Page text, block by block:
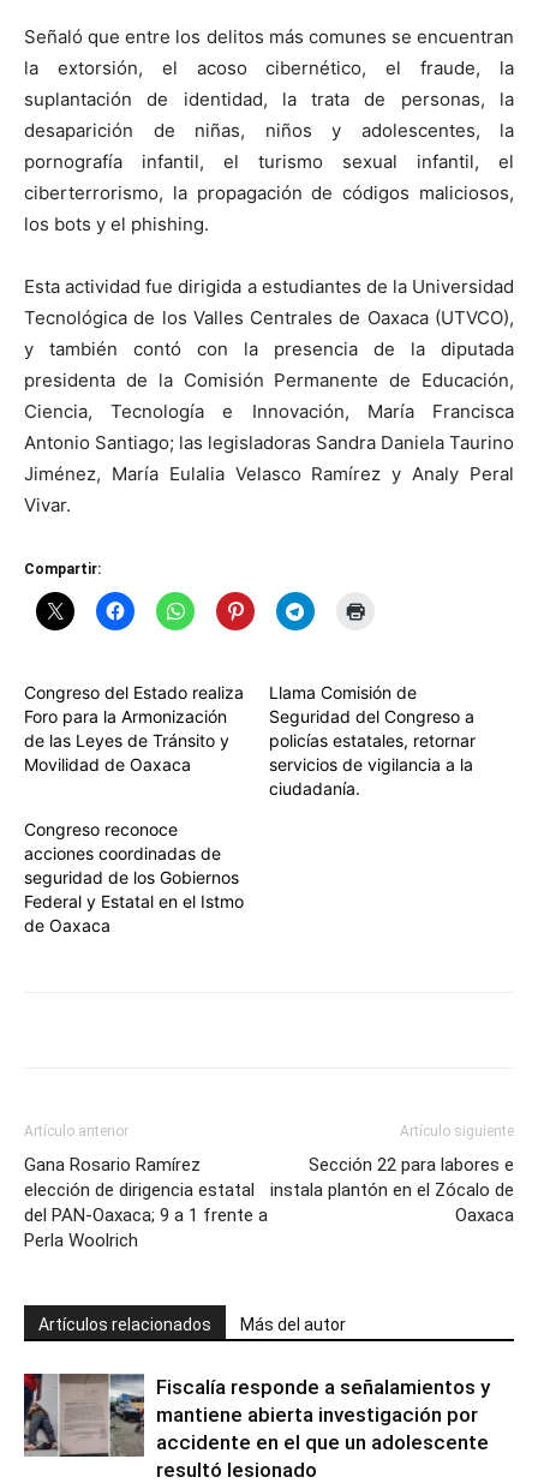
Señaló que entre los delitos más comunes se encuentran
la extorsión, el acoso cibernético, el fraude, la
suplantación de identidad, la trata de personas, la
desaparición de niñas, niños y adolescentes, la
pornografía infantil, el turismo sexual infantil, el
ciberterrorismo, la propagación de códigos maliciosos,
los bots y el phishing.
Esta actividad fue dirigida a estudiantes de la Universidad
Tecnológica de los Valles Centrales de Oaxaca (UTVCO),
y también contó con la presencia de la diputada
presidenta de la Comisión Permanente de Educación,
Ciencia, Tecnología e Innovación, María Francisca
Antonio Santiago; las legisladoras Sandra Daniela Taurino
Jiménez, María Eulalia Velasco Ramírez y Analy Peral
Vivar.
Compartir:
Congreso del Estado realiza
Foro para la Armonización
de las Leyes de Tránsito y
Movilidad de Oaxaca
Llama Comisión de
Seguridad del Congreso a
policías estatales, retornar
servicios de vigilancia a la
ciudadanía.
Congreso reconoce
acciones coordinadas de
seguridad de los Gobiernos
Federal y Estatal en el Istmo
de Oaxaca
Artículo anterior
Gana Rosario Ramírez
elección de dirigencia estatal
del PAN-Oaxaca; 9 a 1 frente a
Perla Woolrich
Artículo siguiente
Sección 22 para labores e
instala plantón en el Zócalo de
Oaxaca
Artículos relacionados Más del autor
Fiscalía responde a señalamientos y
mantiene abierta investigación por
accidente en el que un adolescente
resultó lesionado